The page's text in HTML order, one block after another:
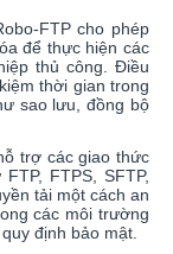
FTP cho phép
để thực hiện các
thủ công. Điều
thời gian trong
sao lưu, đồng bộ
trợ các giao thức
FTPS, SFTP,
tải một cách an
các môi trường
định bảo mật.